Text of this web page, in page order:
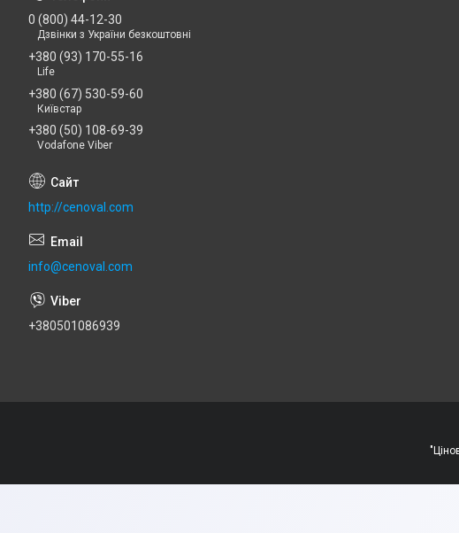
0 (800) 44-12-30
Дзвінки з України безкоштовні
+380 (93) 170-55-16
Life
+380 (67) 530-59-60
Київстар
+380 (50) 108-69-39
Vodafone Viber
http://cenoval.com
info@cenoval.com
+380501086939